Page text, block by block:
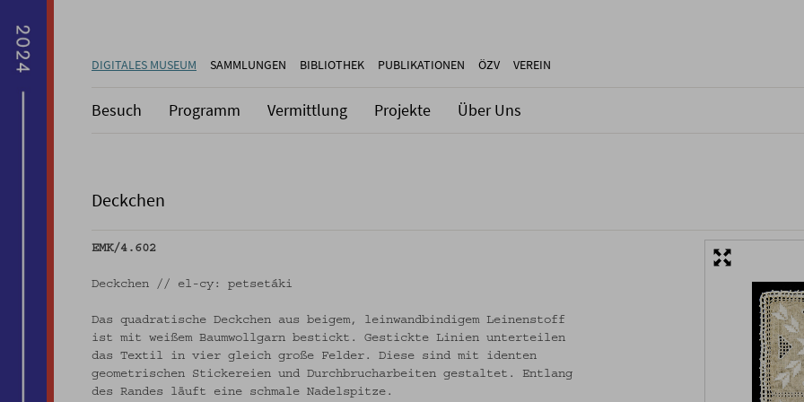
DIGITALES MUSEUM SAMMLUNGEN BIBLIOTHEK PUBLIKATIONEN ÖZV VEREIN
Besuch Programm Vermittlung Projekte Über Uns
Deckchen
EMK/4.602
Deckchen // el-cy: petsetáki
Das quadratische Deckchen aus beigem, leinwandbindigem Leinenstoff
ist mit weißem Baumwollgarn bestickt. Gestickte Linien unterteilen
das Textil in vier gleich große Felder. Diese sind mit identen
geometrischen Stickereien und Durchbrucharbeiten gestaltet. Entlang
des Randes läuft eine schmale Nadelspitze.